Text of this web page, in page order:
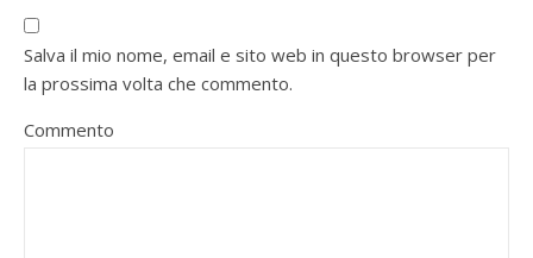
Salva il mio nome, email e sito web in questo browser per
la prossima volta che commento.
Commento